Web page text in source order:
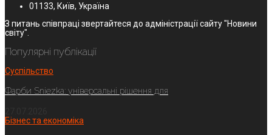
01133, Київ, Україна
З питань співпраці звертайтеся до адміністрації сайту "Новини
світу".
Популярні публікації
Суспільство
Фарби Sniezka: універсальні рішення для
Бізнес та економіка